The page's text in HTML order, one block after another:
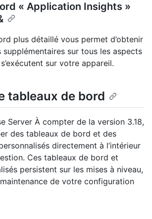
« Application Insights »
plus détaillé vous permet d’obtenir
sur tous les aspects
sur votre appareil.
tableaux de bord
Server À compter de la version 3.18,
des tableaux de bord et des
directement à l’intérieur
Ces tableaux de bord et
persistent sur les mises à niveau,
de votre configuration